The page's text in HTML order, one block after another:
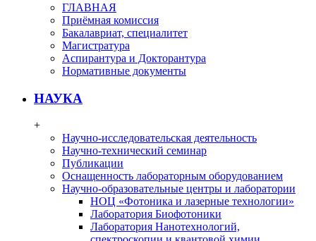
ГЛАВНАЯ
Приёмная комиссия
Бакалавриат, специалитет
Магистратура
Аспирантура и Докторантура
Нормативные документы
НАУКА
+
Научно-исследовательская деятельность
Научно-технический семинар
Публикации
Оснащенность лабораторным оборудованием
Научно-образовательные центры и лаборатории
НОЦ «Фотоника и лазерные технологии»
Лаборатория Биофотоники
Лаборатория Нанотехнологий,